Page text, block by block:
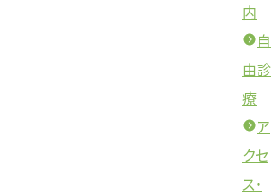
内
自
由診
療
ア
クセ
ス・